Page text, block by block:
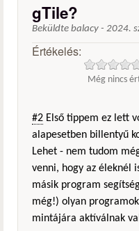
gTile?
Beküldte balacy - 2024.
Értékelés:
Még nincs
#2 Első tippem ez lett
alapesetben billentyű
Lehet - nem tudom
venni, hogy az éleknél
másik program
még!) olyan
mintájára aktíválnak